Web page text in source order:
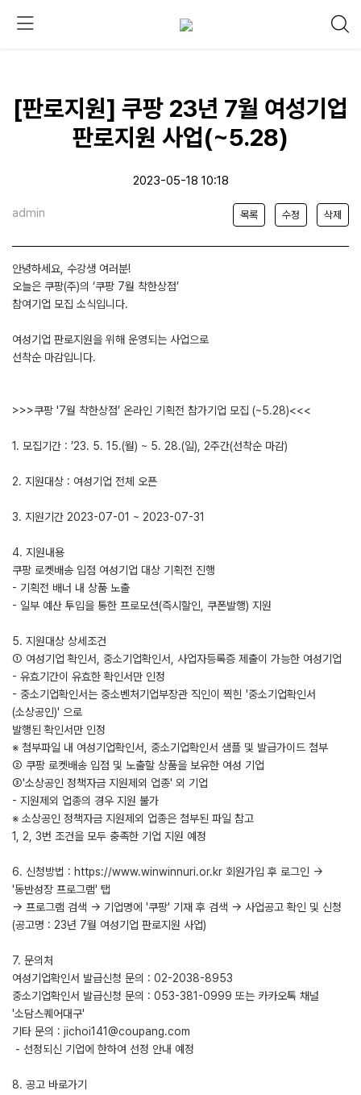
[판로지원] 쿠팡 23년 7월 여성기업
판로지원 사업(~5.28)
2023-05-18 10:18
admin 목록 수정 삭제
안녕하세요, 수강생 여러분!
오늘은 쿠팡(주)의 ‘쿠팡 7월 착한상점’
참여기업 모집 소식입니다.
여성기업 판로지원을 위해 운영되는 사업으로
선착순 마감입니다.
>>>쿠팡 '7월 착한상점’ 온라인 기획전 참가기업 모집 (~5.28)<<<
1. 모집기간 : ’23. 5. 15.(월) ~ 5. 28.(일), 2주간(선착순 마감)
2. 지원대상 : 여성기업 전체 오픈
3. 지원기간 2023-07-01 ~ 2023-07-31
4. 지원내용
쿠팡 로켓배송 입점 여성기업 대상 기획전 진행
- 기획전 배너 내 상품 노출
- 일부 예산 투입을 통한 프로모션(즉시할인, 쿠폰발행) 지원
5. 지원대상 상세조건
① 여성기업 확인서, 중소기업확인서, 사업자등록증 제출이 가능한 여성기업
- 유효기간이 유효한 확인서만 인정
- 중소기업확인서는 중소벤처기업부장관 직인이 찍힌 '중소기업확인서
(소상공인)' 으로
발행된 확인서만 인정
※ 첨부파일 내 여성기업확인서, 중소기업확인서 샘플 및 발급가이드 첨부
② 쿠팡 로켓배송 입점 및 노출할 상품을 보유한 여성 기업
③'소상공인 정책자금 지원제외 업종' 외 기업
- 지원제외 업종의 경우 지원 불가
※ 소상공인 정책자금 지원제외 업종은 첨부된 파일 참고
1, 2, 3번 조건을 모두 충족한 기업 지원 예정
6. 신청방법 : https://www.winwinnuri.or.kr 회원가입 후 로그인 →
'동반성장 프로그램' 탭
→ 프로그램 검색 → 기업명에 '쿠팡' 기재 후 검색 → 사업공고 확인 및 신청
(공고명 : 23년 7월 여성기업 판로지원 사업)
7. 문의처
여성기업확인서 발급신청 문의 : 02-2038-8953
중소기업확인서 발급신청 문의 : 053-381-0999 또는 카카오톡 채널
'소담스퀘어대구'
기타 문의 : jichoi141@coupang.com
- 선정되신 기업에 한하여 선정 안내 예정
8. 공고 바로가기